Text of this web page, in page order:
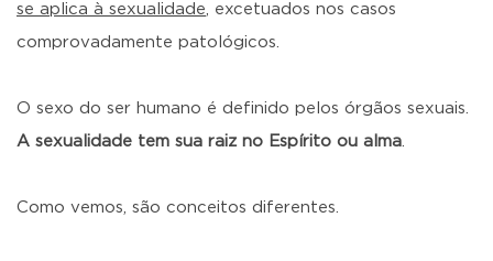
se aplica à sexualidade, excetuados nos casos
comprovadamente patológicos.
O sexo do ser humano é definido pelos órgãos sexuais.
A sexualidade tem sua raiz no Espírito ou alma.
Como vemos, são conceitos diferentes.